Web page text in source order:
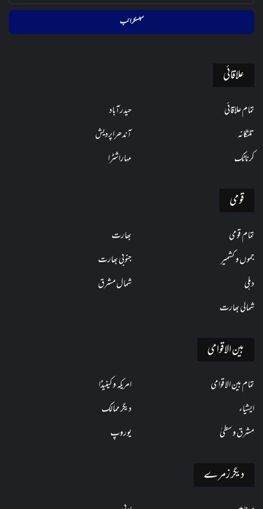
ایڈریس
کریں
علاقائی
تمام علاقائی
حیدرآباد
تلنگانہ
آندھراپردیش
کرناٹک
مہاراشٹرا
قومی
تمام قومی
بھارت
جموں و کشمیر
جنوبی بھارت
دہلی
شمال مشرق
شمالی بھارت
بین الاقوامی
تمام بین الاقوامی
امریکہ و کینیڈا
ایشیاء
دیگر ممالک
مشرق وسطیٰ
یوروپ
دیگر زمرے